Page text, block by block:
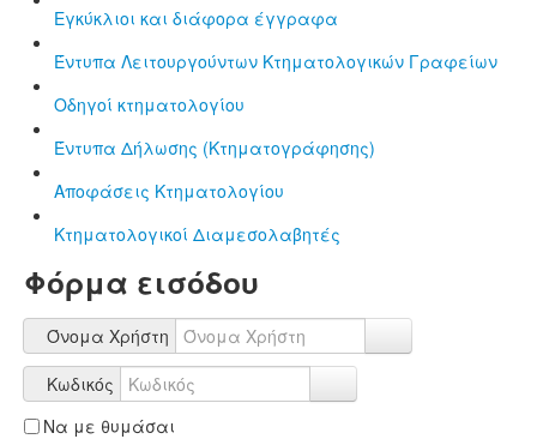
Εγκύκλιοι και διάφορα έγγραφα
Έντυπα Λειτουργούντων Κτηματολογικών Γραφείων
Οδηγοί κτηματολογίου
Έντυπα Δήλωσης (Κτηματογράφησης)
Αποφάσεις Κτηματολογίου
Κτηματολογικοί Διαμεσολαβητές
Φόρμα εισόδου
Όνομα Χρήστη
Κωδικός
Να με θυμάσαι